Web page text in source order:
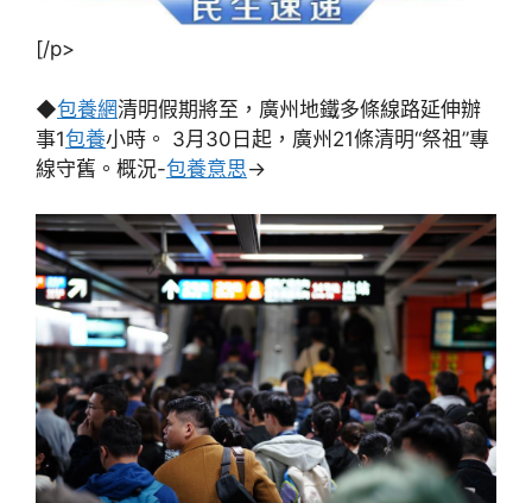
[/p>
◆包養網清明假期將至，廣州地鐵多條線路延伸辦
事1包養小時。 3月30日起，廣州21條清明“祭祖”專
線守舊。概況-包養意思->